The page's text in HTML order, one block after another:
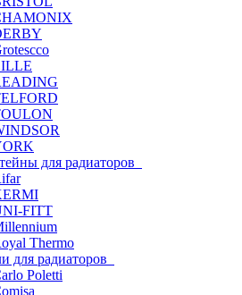
для радиаторов
FITT
Thermo
для радиаторов
Poletti